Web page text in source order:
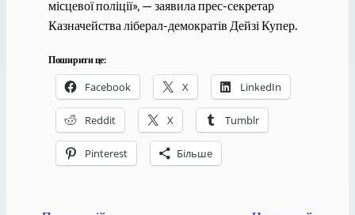
місцевої поліції», — заявила прес-секретар
Казначейства ліберал-демократів Дейзі Купер.
Поширити це:
Facebook X LinkedIn
Reddit X Tumblr
Pinterest Більше